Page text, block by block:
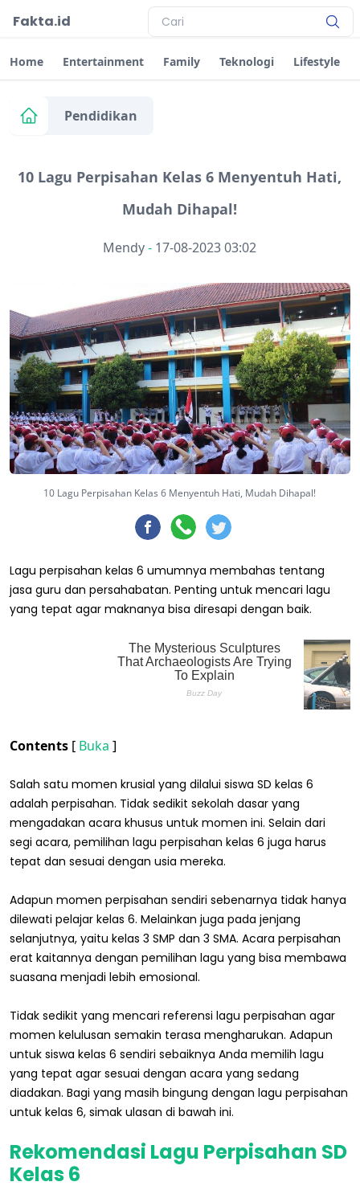
Fakta.id
Home Entertainment Family Teknologi Lifestyle
Pendidikan
10 Lagu Perpisahan Kelas 6 Menyentuh Hati,
Mudah Dihapal!
Mendy- 17-08-2023 03:02
10 Lagu Perpisahan Kelas 6 Menyentuh Hati, Mudah Dihapal!
Lagu perpisahan kelas 6 umumnya membahas tentang
jasa guru dan persahabatan. Penting untuk mencari lagu
yang tepat agar maknanya bisa diresapi dengan baik.
Contents [ Buka ]
Salah satu momen krusial yang dilalui siswa SD kelas 6
adalah perpisahan. Tidak sedikit sekolah dasar yang
mengadakan acara khusus untuk momen ini. Selain dari
segi acara, pemilihan lagu perpisahan kelas 6 juga harus
tepat dan sesuai dengan usia mereka.
Adapun momen perpisahan sendiri sebenarnya tidak hanya
dilewati pelajar kelas 6. Melainkan juga pada jenjang
selanjutnya, yaitu kelas 3 SMP dan 3 SMA. Acara perpisahan
erat kaitannya dengan pemilihan lagu yang bisa membawa
suasana menjadi lebih emosional.
Tidak sedikit yang mencari referensi lagu perpisahan agar
momen kelulusan semakin terasa mengharukan. Adapun
untuk siswa kelas 6 sendiri sebaiknya Anda memilih lagu
yang tepat agar sesuai dengan acara yang sedang
diadakan. Bagi yang masih bingung dengan lagu perpisahan
untuk kelas 6, simak ulasan di bawah ini.
Rekomendasi Lagu Perpisahan SD
Kelas 6